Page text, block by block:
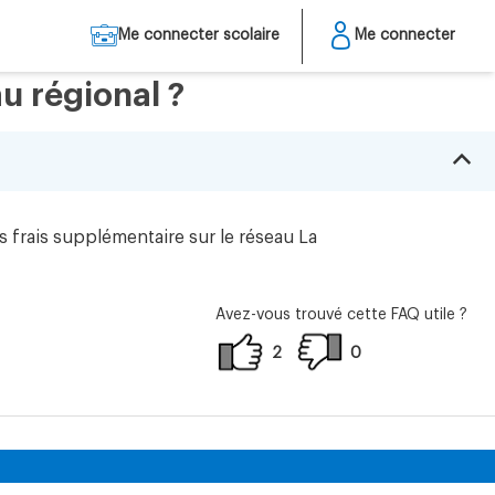
régional ?
B
frais supplémentaire sur le réseau La
Avez-vous trouvé cette FAQ utile ?
2 0
Me connecter scolaire Me connecter